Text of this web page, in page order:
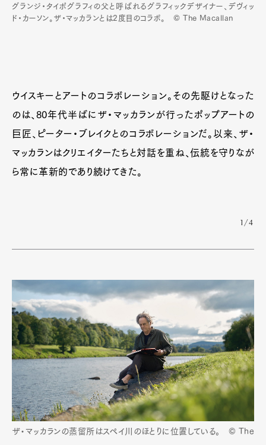
グランジ・タイポグラフィの父と呼ばれるグラフィックデザイナー、デヴィッ
ド・カーソン。ザ・マッカランとは2度目のコラボ。 © The Macallan
ウイスキーとアートのコラボレーション。その先駆けとなった
のは、80年代半ばにザ・マッカランが行ったポップアートの
巨匠、ピーター・ブレイクとのコラボレーションだ。以来、ザ・
マッカランはクリエイターたちと対話を重ね、伝統を守りなが
ら常に革新的であり続けてきた。
1/4
ザ・マッカランの蒸留所はスペイ川のほとりに位置している。 © The